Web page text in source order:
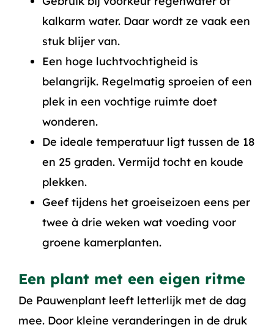
kalkarm water. Daar wordt ze vaak een
stuk blijer van.
Een hoge luchtvochtigheid is
belangrijk. Regelmatig sproeien of een
plek in een vochtige ruimte doet
wonderen.
De ideale temperatuur ligt tussen de 18
en 25 graden. Vermijd tocht en koude
plekken.
Geef tijdens het groeiseizoen eens per
twee à drie weken wat voeding voor
groene kamerplanten.
Een plant met een eigen ritme
De Pauwenplant leeft letterlijk met de dag
mee. Door kleine veranderingen in de druk